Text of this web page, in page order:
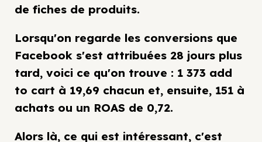
de fiches de produits.
Lorsqu'on regarde les conversions que
Facebook s'est attribuées 28 jours plus
tard, voici ce qu'on trouve : 1 373 add
to cart à 19,69 chacun et, ensuite, 151 à
achats ou un ROAS de 0,72.
Alors là, ce qui est intéressant, c'est